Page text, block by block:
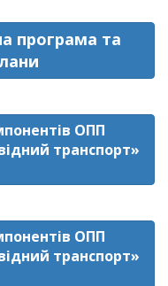
програма та
ОПП
транспорт»
ОПП
транспорт»